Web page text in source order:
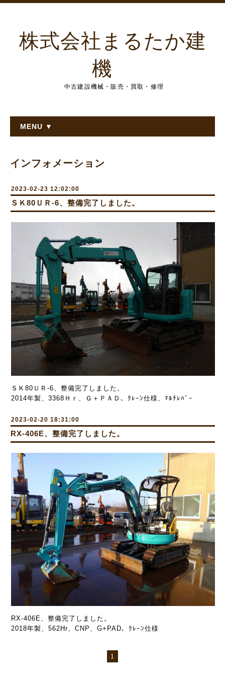
株式会社まるたか建
機
中古建設機械・販売・買取・修理
MENU ▼
インフォメーション
2023-02-23 12:02:00
ＳＫ80ＵＲ-6、整備完了しました。
ＳＫ80ＵＲ-6、整備完了しました。
2014年製、3368Ｈｒ、Ｇ＋ＰＡＤ、ｸﾚｰﾝ仕様、ﾏﾙﾁﾚﾊﾞｰ
2023-02-20 18:31:00
RX-406E、整備完了しました。
RX-406E、整備完了しました。
2018年製、562Hr、CNP、G+PAD、ｸﾚｰﾝ仕様
1